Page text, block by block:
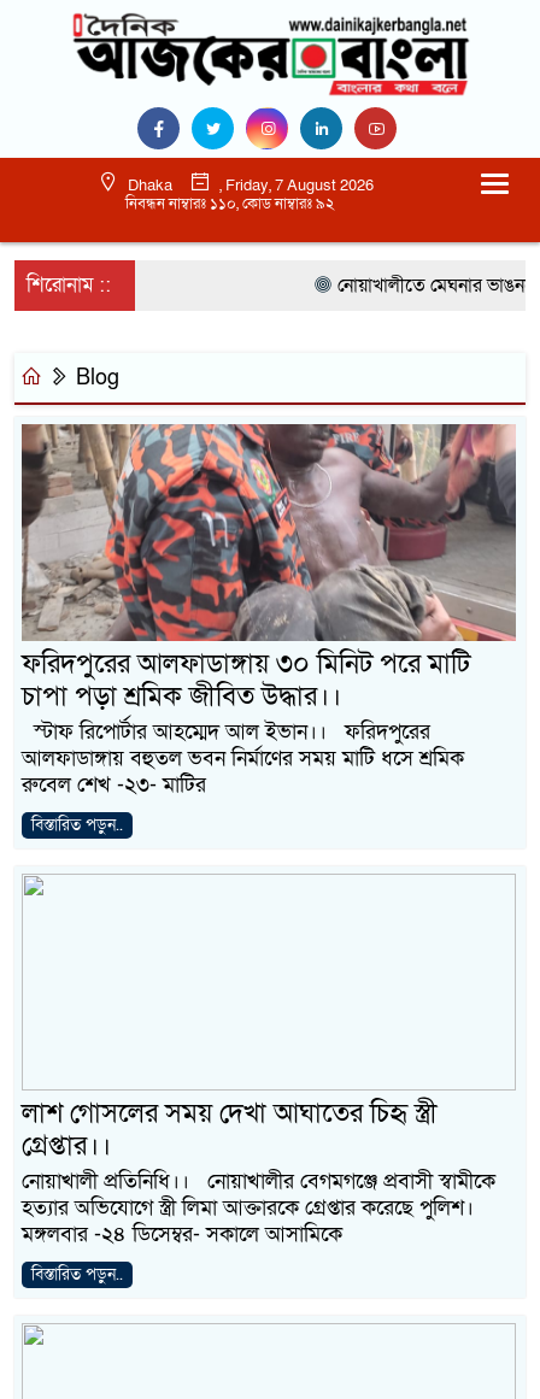
Dhaka
, Friday, 7 August 2026
নিবন্ধন নাম্বারঃ ১১০, কোড নাম্বারঃ ৯২
শিরোনাম :: নোয়াখালীতে মেঘনার
Blog
ফরিদপুরের আলফাডাঙ্গায় ৩০ মিনিট পরে মাটি
চাপা পড়া শ্রমিক জীবিত উদ্ধার।।
স্টাফ রিপোর্টার আহম্মেদ আল ইভান।। ফরিদপুরের
আলফাডাঙ্গায় বহুতল ভবন নির্মাণের সময় মাটি ধসে শ্রমিক
রুবেল শেখ -২৩- মাটির
বিস্তারিত পড়ুন..
লাশ গোসলের সময় দেখা আঘাতের চিহৃ স্ত্রী
গ্রেপ্তার।।
নোয়াখালী প্রতিনিধি।। নোয়াখালীর বেগমগঞ্জে প্রবাসী স্বামীকে
হত্যার অভিযোগে স্ত্রী লিমা আক্তারকে গ্রেপ্তার করেছে পুলিশ।
মঙ্গলবার -২৪ ডিসেম্বর- সকালে আসামিকে
বিস্তারিত পড়ুন..